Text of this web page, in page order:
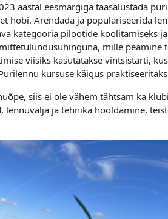
aastal eesmärgiga taasalustada
hobi. Arendada ja populariseerida
kategooria pilootide koolitamiseks
mille peamine
viisiks kasutatakse vintsistarti,
kursuse käigus
siis ei ole vähem tähtsam ka
ja tehnika hooldamine,